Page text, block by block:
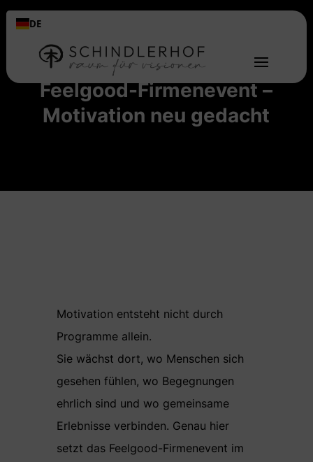
DE
Raum für Visionen: Das
Feelgood-Firmenevent –
Motivation neu gedacht
Motivation entsteht nicht durch
Programme allein.
Sie wächst dort, wo Menschen sich
gesehen fühlen, wo Begegnungen
ehrlich sind und wo gemeinsame
Erlebnisse verbinden. Genau hier
setzt das Feelgood-Firmenevent im